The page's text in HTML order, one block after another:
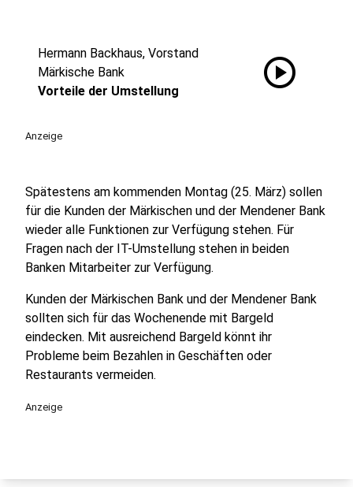
Hermann Backhaus, Vorstand
Märkische Bank
Vorteile der Umstellung
play_circle
Anzeige
Spätestens am kommenden Montag (25. März) sollen
für die Kunden der Märkischen und der Mendener Bank
wieder alle Funktionen zur Verfügung stehen. Für
Fragen nach der IT-Umstellung stehen in beiden
Banken Mitarbeiter zur Verfügung.
Kunden der Märkischen Bank und der Mendener Bank
sollten sich für das Wochenende mit Bargeld
eindecken. Mit ausreichend Bargeld könnt ihr
Probleme beim Bezahlen in Geschäften oder
Restaurants vermeiden.
Anzeige